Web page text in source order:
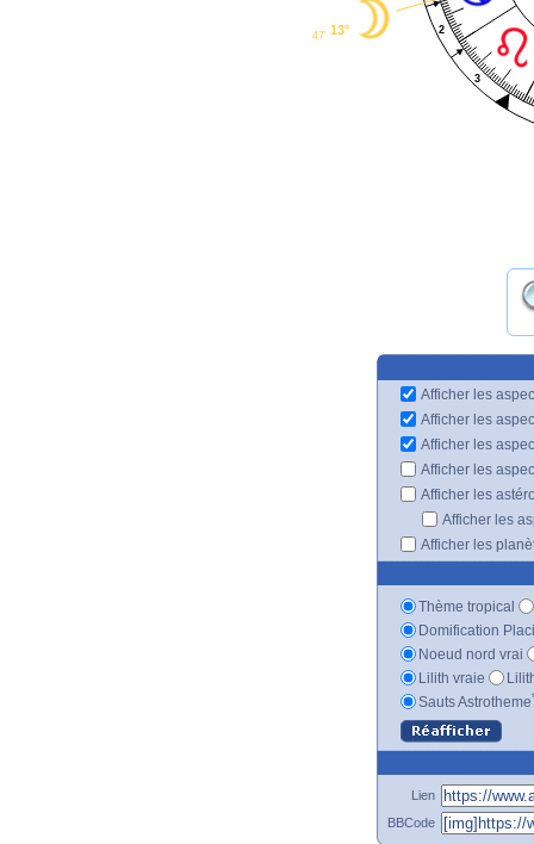
2
3
13°
47'
Afficher les
Afficher les
Afficher les
Afficher les
Afficher les
Afficher les
Afficher les
Thème tropical
Domification
Noeud nord vrai
Lilith vraie
Sauts Astrotheme
Lien
BBCode